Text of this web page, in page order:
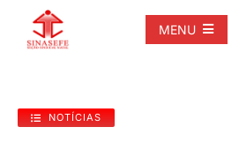
MENU
NOTÍCIAS
NOTÍCIAS